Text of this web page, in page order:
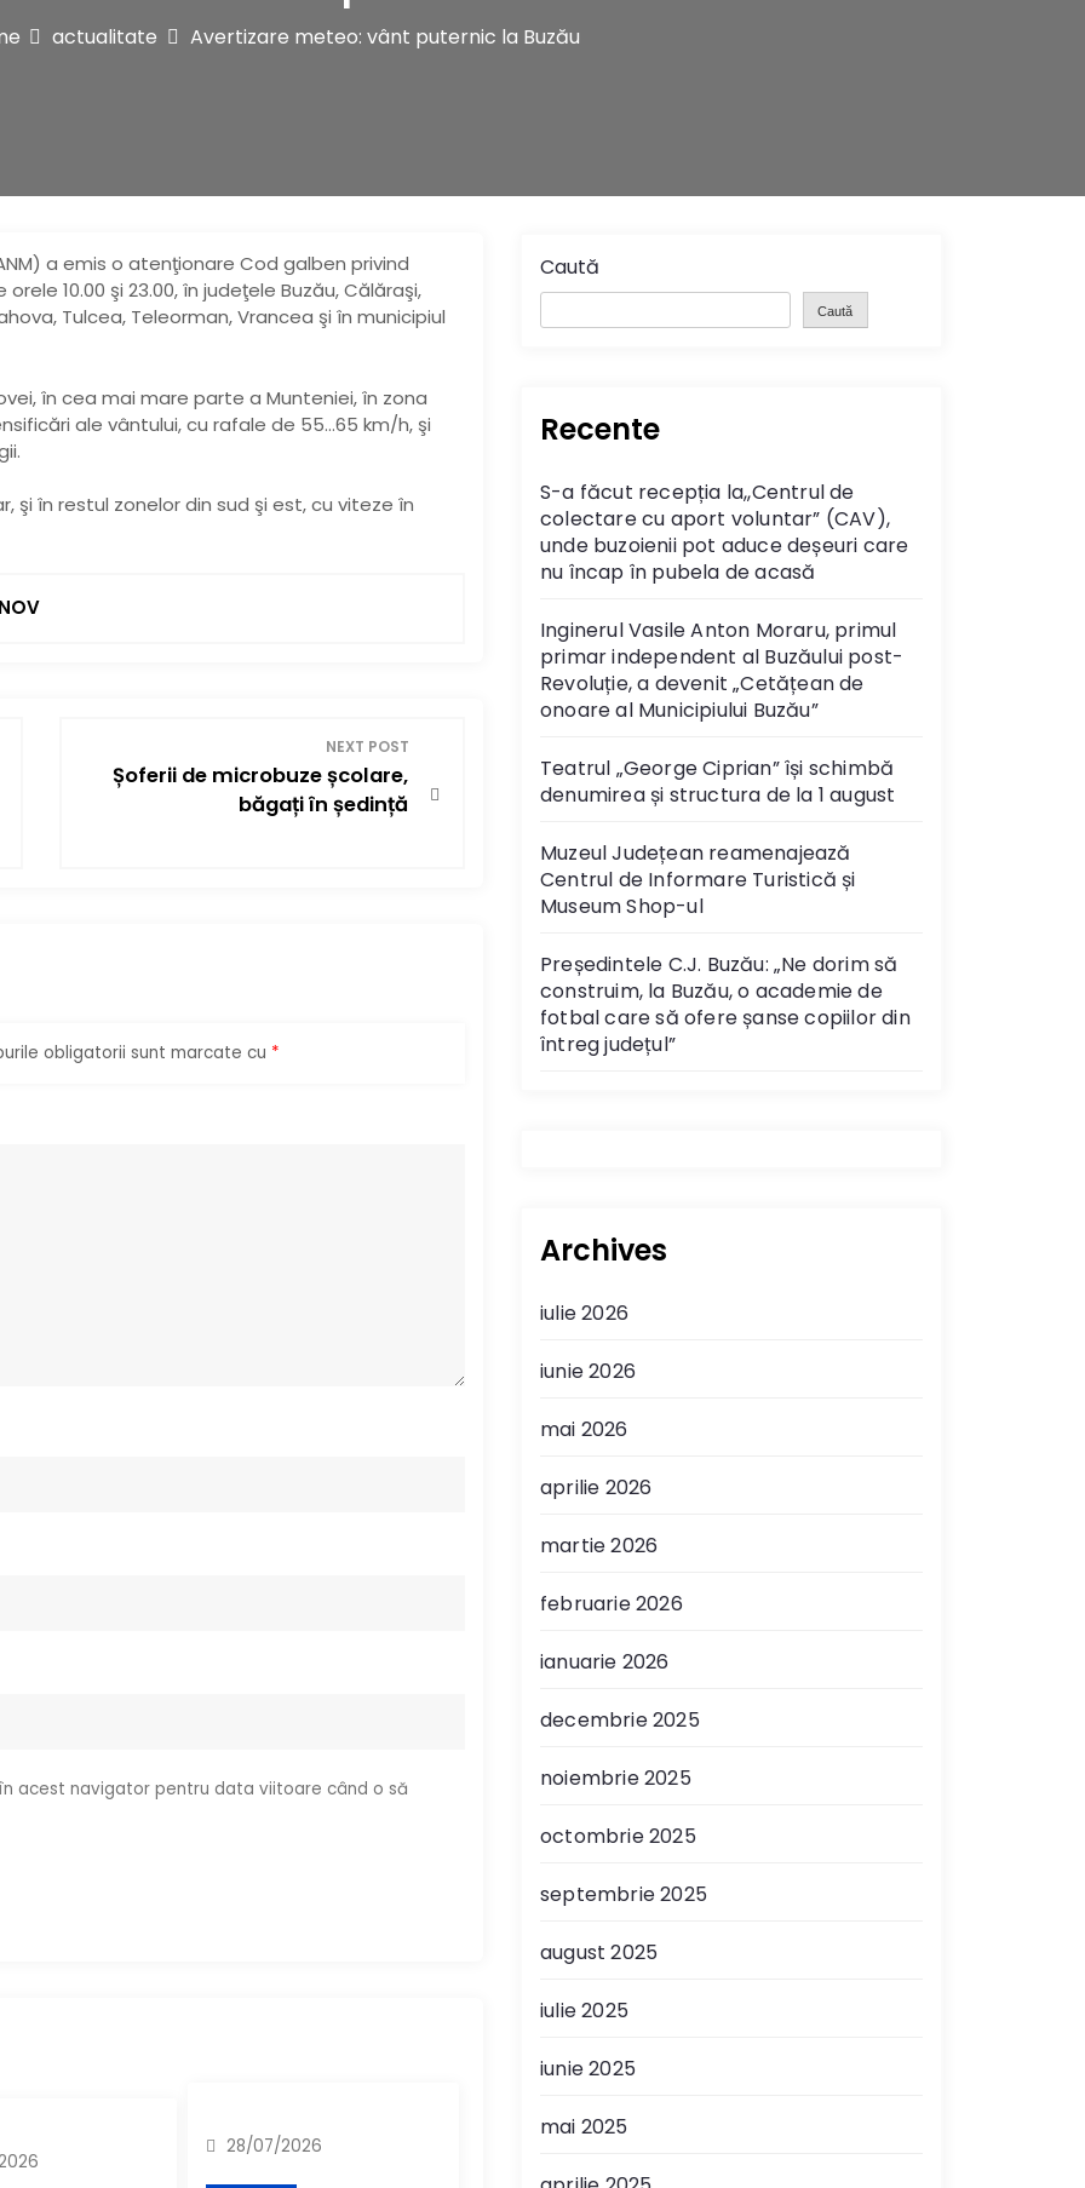
actualitate Avertizare meteo: vânt puternic la Buzău
a emis o atenţionare Cod galben privind
10.00 şi 23.00, în judeţele Buzău, Călăraşi,
Tulcea, Teleorman, Vrancea şi în municipiul
în cea mai mare parte a Munteniei, în zona
ale vântului, cu rafale de 55…65 km/h, şi
şi în restul zonelor din sud şi est, cu viteze în
NEXT POST
Șoferii de microbuze școlare,
băgați în ședință
obligatorii sunt marcate cu *
acest navigator pentru data viitoare când o să
28/07/2026
Caută
Caută
Recente
S-a făcut recepția la,,Centrul de
colectare cu aport voluntar” (CAV),
unde buzoienii pot aduce deșeuri care
nu încap în pubela de acasă
Inginerul Vasile Anton Moraru, primul
primar independent al Buzăului post-
Revoluție, a devenit „Cetățean de
onoare al Municipiului Buzău”
Teatrul „George Ciprian” își schimbă
denumirea și structura de la 1 august
Muzeul Județean reamenajează
Centrul de Informare Turistică și
Museum Shop-ul
Președintele C.J. Buzău: „Ne dorim să
construim, la Buzău, o academie de
fotbal care să ofere șanse copiilor din
întreg județul”
Archives
iulie 2026
iunie 2026
mai 2026
aprilie 2026
martie 2026
februarie 2026
ianuarie 2026
decembrie 2025
noiembrie 2025
octombrie 2025
septembrie 2025
august 2025
iulie 2025
iunie 2025
mai 2025